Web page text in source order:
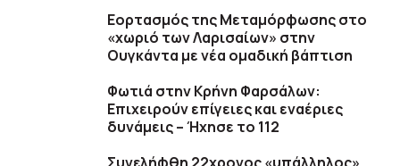
Εορτασμός της Μεταμόρφωσης στο
«χωριό των Λαρισαίων» στην
Ουγκάντα με νέα ομαδική βάπτιση
Φωτιά στην Κρήνη Φαρσάλων:
Επιχειρούν επίγειες και εναέριες
δυνάμεις – Ήχησε το 112